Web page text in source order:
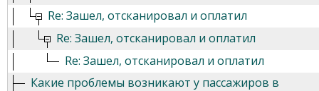
Re: Зашел, отсканировал и оплатил
Re: Зашел, отсканировал и оплатил
Re: Зашел, отсканировал и оплатил
Какие проблемы возникают у пассажиров в